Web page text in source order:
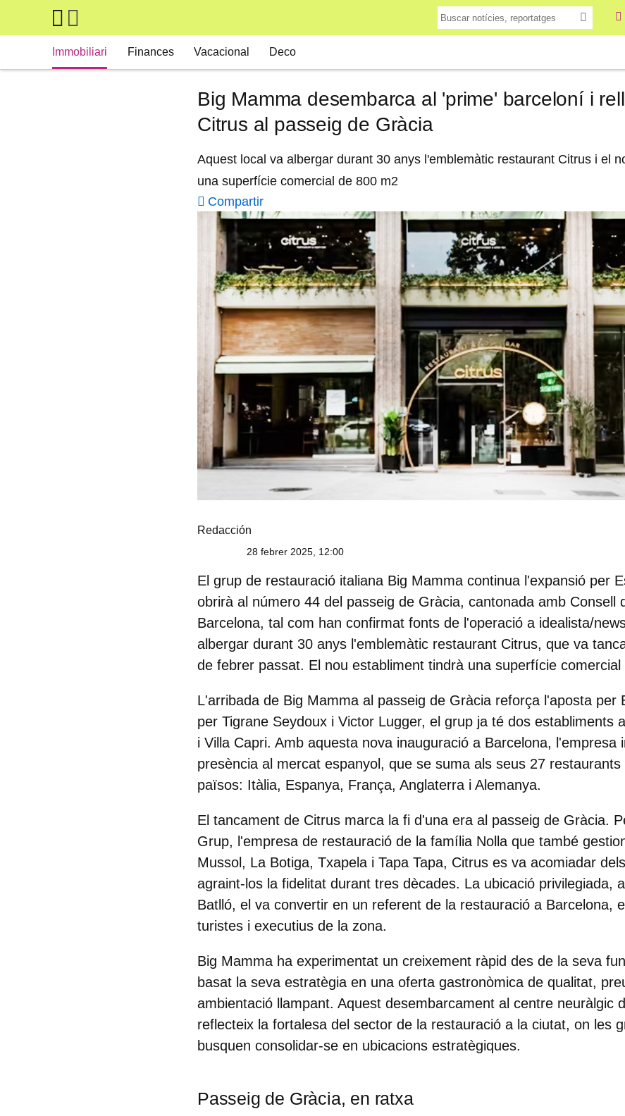
Skip to main content
Immobiliari Finances Vacacional Deco
Big Mamma desembarca al 'prime' barceloní i
Citrus al passeig de Gràcia
Aquest local va albergar durant 30 anys l'emblemàtic restaurant Citrus i el
una superfície comercial de 800 m2
Compartir
Redacción
28 febrer 2025, 12:00
El grup de restauració italiana Big Mamma continua l'expansió per
obrirà al número 44 del passeig de Gràcia, cantonada amb Consell
Barcelona, tal com han confirmat fonts de l'operació a idealista/
albergar durant 30 anys l'emblemàtic restaurant Citrus, que va
de febrer passat. El nou establiment tindrà una superfície comercial
L'arribada de Big Mamma al passeig de Gràcia reforça l'aposta per
per Tigrane Seydoux i Victor Lugger, el grup ja té dos establiments
i Villa Capri. Amb aquesta nova inauguració a Barcelona, l'empresa
presència al mercat espanyol, que se suma als seus 27
països: Itàlia, Espanya, França, Anglaterra i Alemanya.
El tancament de Citrus marca la fi d'una era al passeig de Gràcia.
Grup, l'empresa de restauració de la família Nolla que també
Mussol, La Botiga, Txapela i Tapa Tapa, Citrus es va acomiadar
agraint-los la fidelitat durant tres dècades. La ubicació privilegiada,
Batlló, el va convertir en un referent de la restauració a Barcelona,
turistes i executius de la zona.
Big Mamma ha experimentat un creixement ràpid des de la seva
basat la seva estratègia en una oferta gastronòmica de qualitat,
ambientació llampant. Aquest desembarcament al centre neuràlgic
reflecteix la fortalesa del sector de la restauració a la ciutat, on les
busquen consolidar-se en ubicacions estratègiques.
Passeig de Gràcia, en ratxa